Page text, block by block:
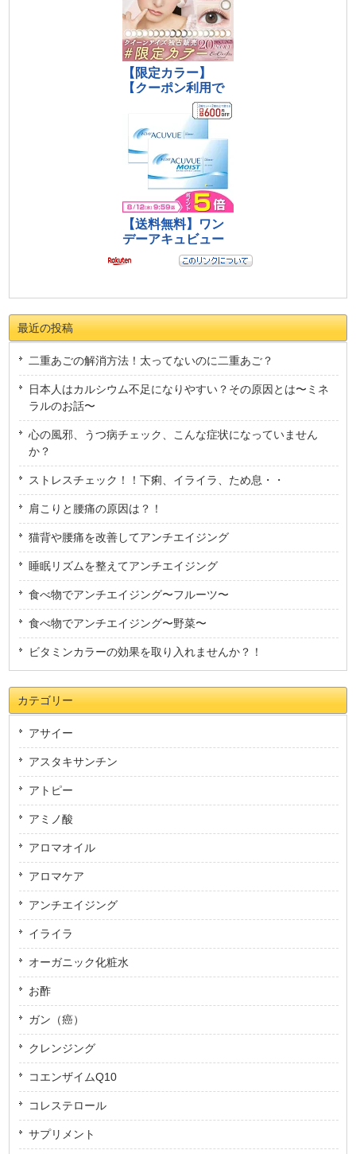
最近の投稿
二重あごの解消方法！太ってないのに二重あご？
日本人はカルシウム不足になりやすい？その原因とは〜ミネ
ラルのお話〜
心の風邪、うつ病チェック、こんな症状になっていません
か？
ストレスチェック！！下痢、イライラ、ため息・・
肩こりと腰痛の原因は？！
猫背や腰痛を改善してアンチエイジング
睡眠リズムを整えてアンチエイジング
食べ物でアンチエイジング〜フルーツ〜
食べ物でアンチエイジング〜野菜〜
ビタミンカラーの効果を取り入れませんか？！
カテゴリー
アサイー
アスタキサンチン
アトピー
アミノ酸
アロマオイル
アロマケア
アンチエイジング
イライラ
オーガニック化粧水
お酢
ガン（癌）
クレンジング
コエンザイムQ10
コレステロール
サプリメント